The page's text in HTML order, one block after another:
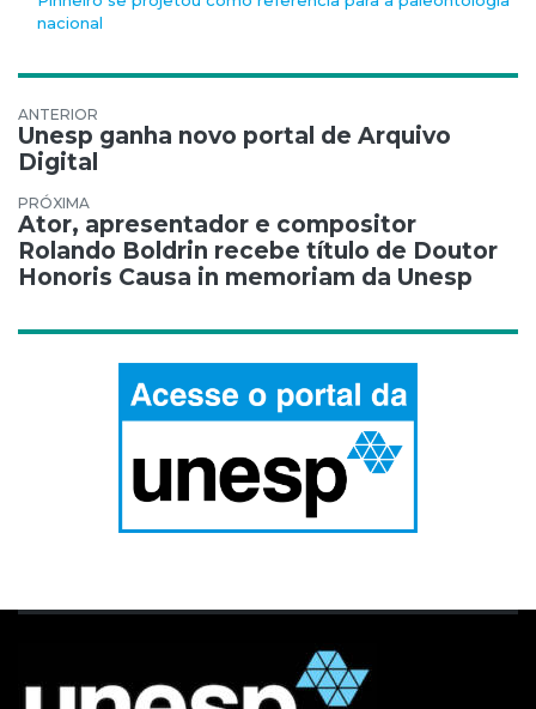
nacional
Navegação de Post
Unesp ganha novo portal de Arquivo
Digital
Ator, apresentador e compositor
Rolando Boldrin recebe título de Doutor
Honoris Causa in memoriam da Unesp